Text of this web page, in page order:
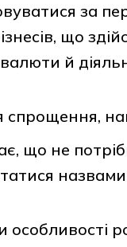
за
що
й
спрощення,
що не
особливості